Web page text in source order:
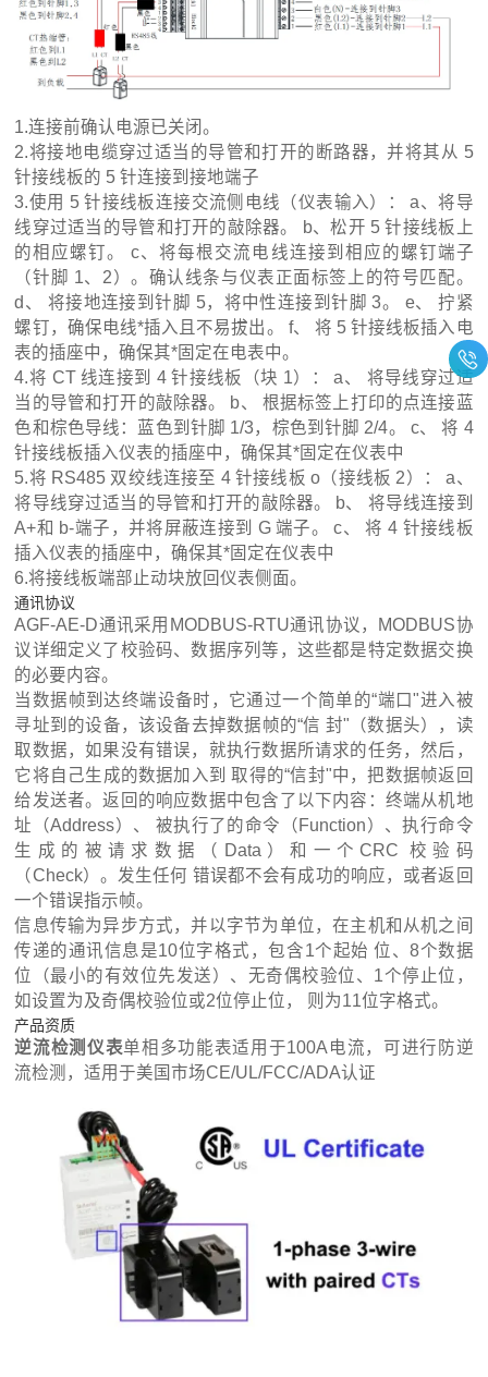
1.连接前确认电源已关闭。
2.将接地电缆穿过适当的导管和打开的断路器，并将其从 5
针接线板的 5 针连接到接地端子
3.使用 5 针接线板连接交流侧电线（仪表输入）： a、将导
线穿过适当的导管和打开的敲除器。 b、松开 5 针接线板上
的相应螺钉。 c、将每根交流电线连接到相应的螺钉端子
（针脚 1、2）。确认线条与仪表正面标签上的符号匹配。
d、 将接地连接到针脚 5，将中性连接到针脚 3。 e、 拧紧
螺钉，确保电线*插入且不易拔出。 f、 将 5 针接线板插入电
表的插座中，确保其*固定在电表中。
4.将 CT 线连接到 4 针接线板（块 1）： a、 将导线穿过适
当的导管和打开的敲除器。 b、 根据标签上打印的点连接蓝
色和棕色导线：蓝色到针脚 1/3，棕色到针脚 2/4。 c、 将 4
针接线板插入仪表的插座中，确保其*固定在仪表中
5.将 RS485 双绞线连接至 4 针接线板 o（接线板 2）： a、
将导线穿过适当的导管和打开的敲除器。 b、 将导线连接到
A+和 b-端子，并将屏蔽连接到 G 端子。 c、 将 4 针接线板
插入仪表的插座中，确保其*固定在仪表中
6.将接线板端部止动块放回仪表侧面。
通讯协议
AGF-AE-D通讯采用MODBUS-RTU通讯协议，MODBUS协
议详细定义了校验码、数据序列等，这些都是特定数据交换
的必要内容。
当数据帧到达终端设备时，它通过一个简单的“端口"进入被
寻址到的设备，该设备去掉数据帧的“信 封"（数据头），读
取数据，如果没有错误，就执行数据所请求的任务，然后，
它将自己生成的数据加入到 取得的“信封"中，把数据帧返回
给发送者。返回的响应数据中包含了以下内容：终端从机地
址（Address）、 被执行了的命令（Function）、执行命令
生成的被请求数据（Data）和一个CRC 校验码
（Check）。发生任何 错误都不会有成功的响应，或者返回
一个错误指示帧。
信息传输为异步方式，并以字节为单位，在主机和从机之间
传递的通讯信息是10位字格式，包含1个起始 位、8个数据
位（最小的有效位先发送）、无奇偶校验位、1个停止位，
如设置为及奇偶校验位或2位停止位， 则为11位字格式。
产品资质
逆流检测仪表单相多功能表适用于100A电流，可进行防逆
流检测，适用于美国市场CE/UL/FCC/ADA认证